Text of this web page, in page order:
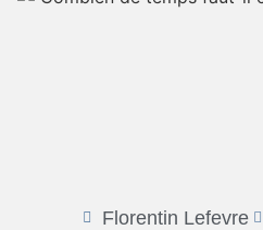
Florentin Lefevre